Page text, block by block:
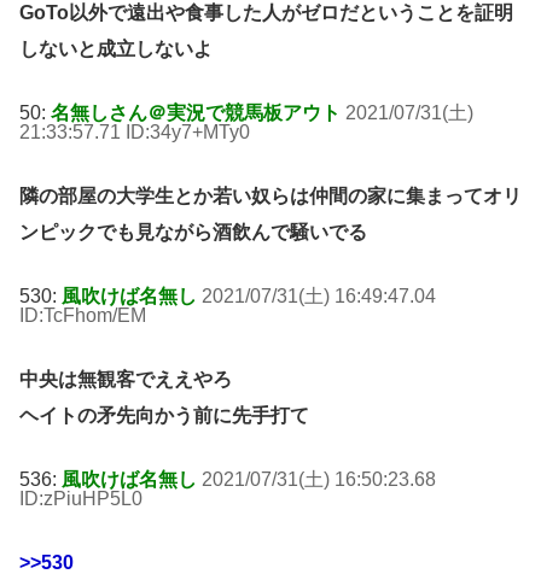
GoTo以外で遠出や食事した人がゼロだということを証明
しないと成立しないよ
50: 名無しさん＠実況で競馬板アウト 2021/07/31(土)
21:33:57.71 ID:34y7+MTy0
隣の部屋の大学生とか若い奴らは仲間の家に集まってオリ
ンピックでも見ながら酒飲んで騒いでる
530: 風吹けば名無し 2021/07/31(土) 16:49:47.04
ID:TcFhom/EM
中央は無観客でええやろ
ヘイトの矛先向かう前に先手打て
536: 風吹けば名無し 2021/07/31(土) 16:50:23.68
ID:zPiuHP5L0
>>530